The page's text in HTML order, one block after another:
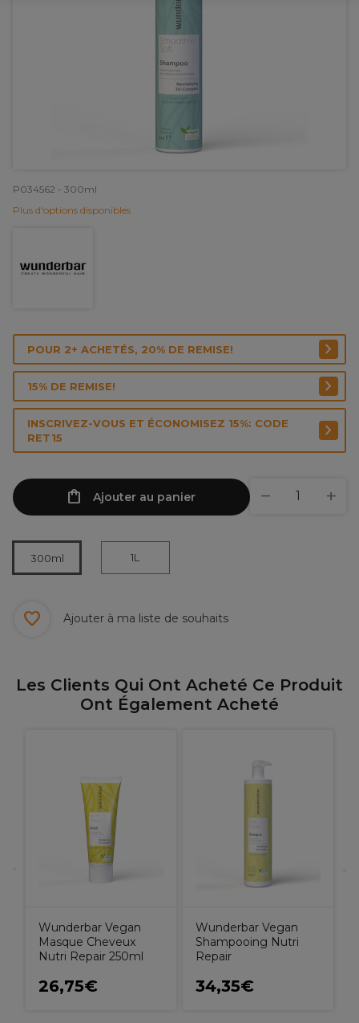
P034562 - 300ml
Plus d'options disponibles
POUR 2+ ACHETÉS, 20% DE REMISE!
15% DE REMISE!
INSCRIVEZ-VOUS ET ÉCONOMISEZ 15%: CODE
RET15
Ajouter au panier
300ml 1L
Ajouter à ma liste de souhaits
Les Clients Qui Ont Acheté Ce Produit
Ont Également Acheté
Wunderbar Vegan
Masque Cheveux
Nutri Repair 250ml
26,75€
Wunderbar Vegan
Shampooing Nutri
Repair
34,35€